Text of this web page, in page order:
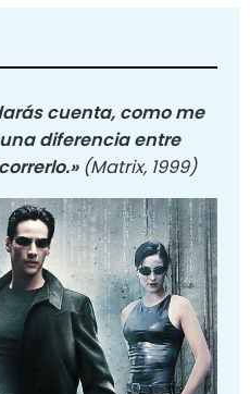
cuenta, como me
diferencia entre
(Matrix, 1999)